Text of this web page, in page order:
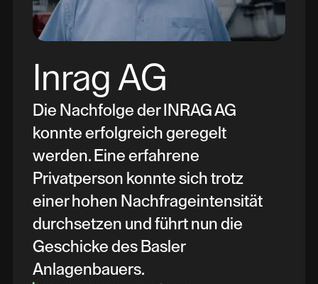
Inrag AG
Die Nachfolge der INRAG AG
konnte erfolgreich geregelt
werden. Eine erfahrene
Privatperson konnte sich trotz
einer hohen Nachfrageintensität
durchsetzen und führt nun die
Geschicke des Basler
Anlagenbauers.